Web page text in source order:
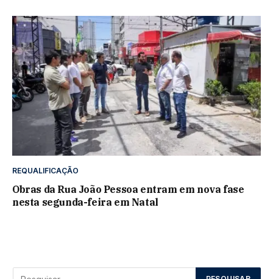
REQUALIFICAÇÃO
Obras da Rua João Pessoa entram em nova fase
nesta segunda-feira em Natal